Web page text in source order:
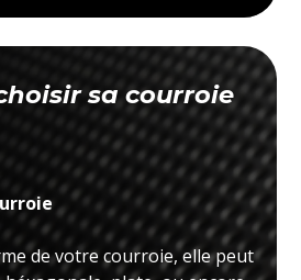
sa courroie
de votre courroie, elle peut